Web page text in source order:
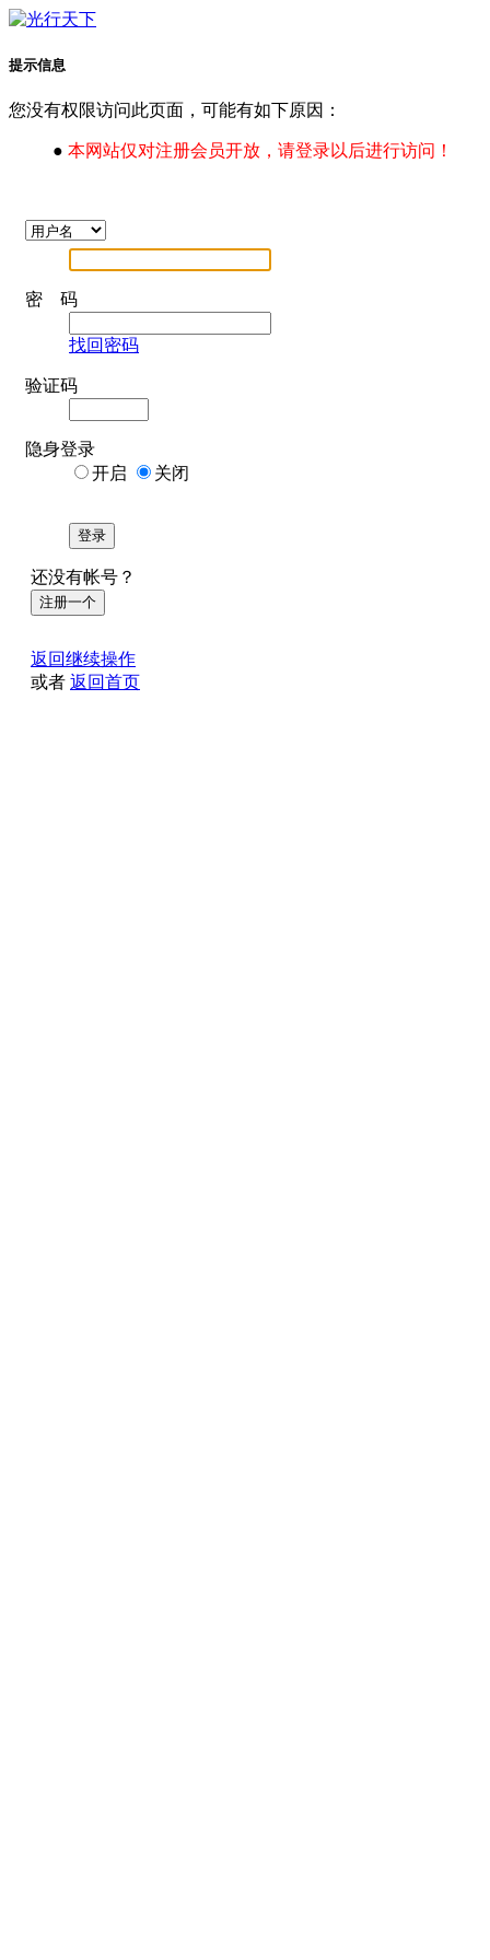
提示信息
您没有权限访问此页面，可能有如下原因：
● 本网站仅对注册会员开放，请登录以后进行访问！
密 码
找回密码
验证码
隐身登录
开启
关闭
登录
还没有帐号？
注册一个
返回继续操作
或者 返回首页